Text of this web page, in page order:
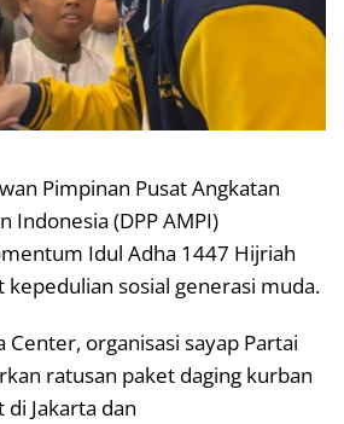
Pimpinan Pusat Angkatan
Indonesia (DPP AMPI)
Idul Adha 1447 Hijriah
sosial generasi muda.
Center, organisasi sayap Partai
ratusan paket daging kurban
Jakarta dan